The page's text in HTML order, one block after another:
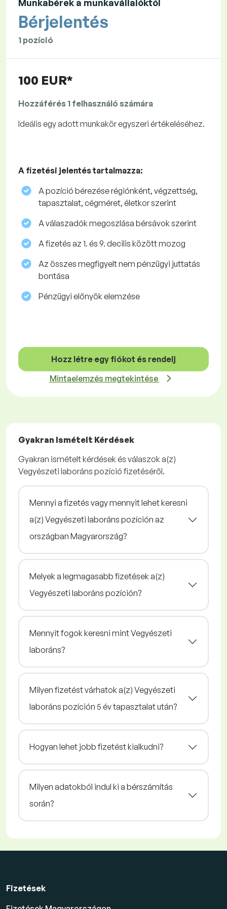
Munkabérek a munkavállalóktól
Bérjelentés
1 pozíció
100 EUR*
Hozzáférés 1 felhasználó számára
Ideális egy adott munkakör egyszeri értékeléséhez.
A fizetési jelentés tartalmazza:
A pozíció bérezése régiónként, végzettség,
tapasztalat, cégméret, életkor szerint
A válaszadók megoszlása ​​bérsávok szerint
A fizetés az 1. és 9. decilis között mozog
Az összes megfigyelt nem pénzügyi juttatás
bontása
Pénzügyi előnyök elemzése
Hozz létre egy fiókot és rendelj
Mintaelemzés megtekintése
Gyakran Ismételt Kérdések
Gyakran ismételt kérdések és válaszok a(z)
Vegyészeti laboráns pozíció fizetéséről.
Mennyi a fizetés vagy mennyit lehet keresni
a(z) Vegyészeti laboráns pozíción az
országban Magyarország?
Melyek a legmagasabb fizetések a(z)
Vegyészeti laboráns pozíción?
Mennyit fogok keresni mint Vegyészeti
laboráns?
Milyen fizetést várhatok a(z) Vegyészeti
laboráns pozíción 5 év tapasztalat után?
Hogyan lehet jobb fizetést kialkudni?
Milyen adatokból indul ki a bérszámítás
során?
Fizetések